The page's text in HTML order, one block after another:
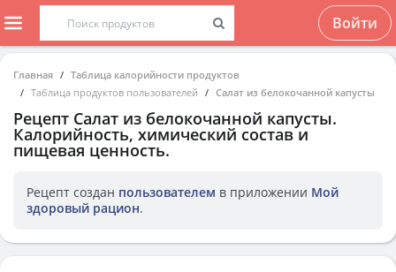
Войти
Главная
Таблица калорийности продуктов
Таблица продуктов пользователей
Салат из белокочанной капусты
Рецепт Салат из белокочанной капусты.
Калорийность, химический состав и
пищевая ценность.
Рецепт создан пользователем в приложении Мой
здоровый рацион.